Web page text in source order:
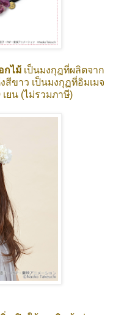
กไม้ เป็นมงกุฎที่ผลิตจาก
ขาว เป็นมงกุฏที่อิมเมจ
ยน (ไม่รวมภาษี)